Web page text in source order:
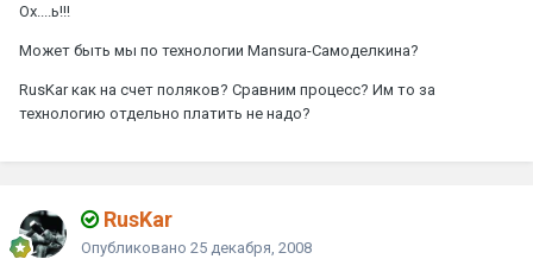
Ох....ь!!!
Может быть мы по технологии Mansura-Самоделкина?
RusKar как на счет поляков? Сравним процесс? Им то за
технологию отдельно платить не надо?
RusKar
Опубликовано 25 декабря, 2008